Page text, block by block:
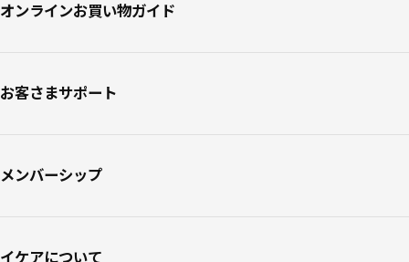
オンラインお買い物ガイド
お客さまサポート
メンバーシップ
イケアについて